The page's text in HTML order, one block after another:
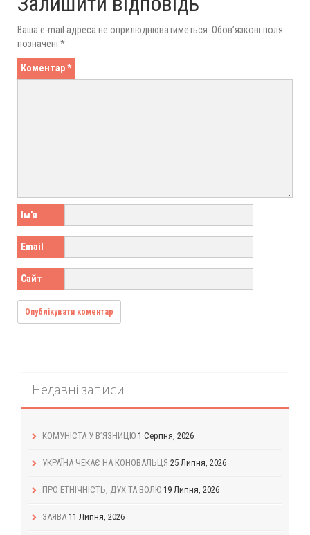
Ваша e-mail адреса не оприлюднюватиметься. Обов’язкові поля
позначені *
Коментар*
Ім'я
Email
Сайт
Недавні записи
КОМУНІСТА У В’ЯЗНИЦЮ 1 Серпня, 2026
УКРАЇНА ЧЕКАЄ НА КОНОВАЛЬЦЯ 25 Липня, 2026
ПРО ЕТНІЧНІСТЬ, ДУХ ТА ВОЛЮ 19 Липня, 2026
ЗАЯВА 11 Липня, 2026